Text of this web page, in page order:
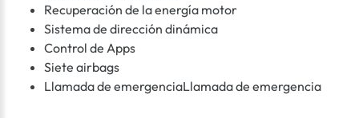
Recuperación de la energía motor
Sistema de dirección dinámica
Control de Apps
Siete airbags
Llamada de emergenciaLlamada de emergencia